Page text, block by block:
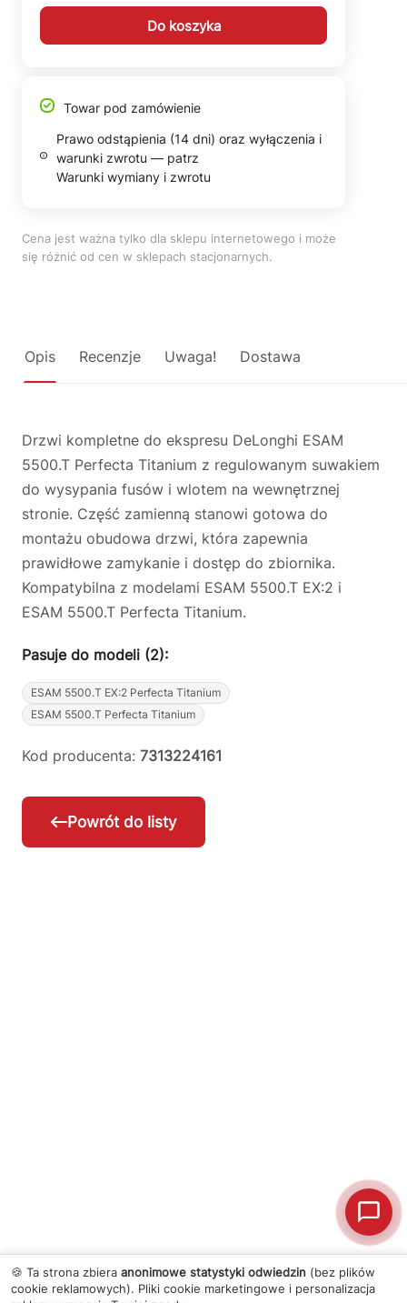
Do koszyka
Towar pod zamówienie
Prawo odstąpienia (14 dni) oraz wyłączenia i
warunki zwrotu — patrz
Warunki wymiany i zwrotu
Cena jest ważna tylko dla sklepu internetowego i może
się różnić od cen w sklepach stacjonarnych.
Opis Recenzje Uwaga! Dostawa
Drzwi kompletne do ekspresu DeLonghi ESAM
5500.T Perfecta Titanium z regulowanym suwakiem
do wysypania fusów i wlotem na wewnętrznej
stronie. Część zamienną stanowi gotowa do
montażu obudowa drzwi, która zapewnia
prawidłowe zamykanie i dostęp do zbiornika.
Kompatybilna z modelami ESAM 5500.T EX:2 i
ESAM 5500.T Perfecta Titanium.
Pasuje do modeli (2):
ESAM 5500.T EX:2 Perfecta Titanium
ESAM 5500.T Perfecta Titanium
Kod producenta: 7313224161
Powrót do listy
🍪 Ta strona zbiera anonimowe statystyki odwiedzin (bez plików
cookie reklamowych). Pliki cookie marketingowe i personalizacja